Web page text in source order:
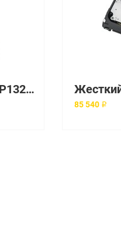
Жесткий диск HP P13252-001 14Tb 7200 SAS 3,5 HDD
85 540 ₽